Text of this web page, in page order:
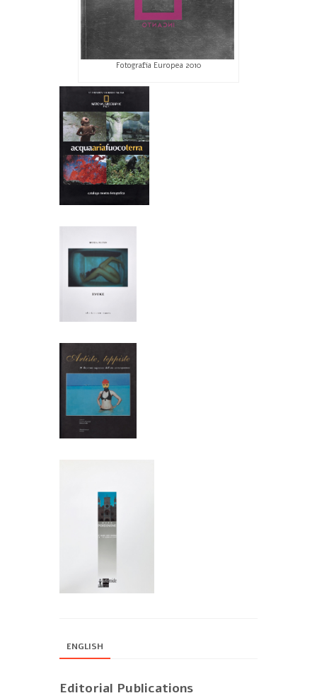
Fotografia Europea 2010
ENGLISH
Editorial Publications